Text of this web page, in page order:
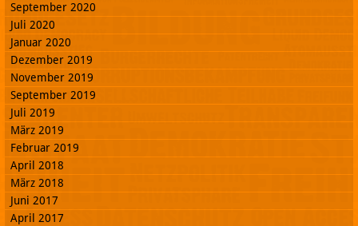
September 2020
Juli 2020
Januar 2020
Dezember 2019
November 2019
September 2019
Juli 2019
März 2019
Februar 2019
April 2018
März 2018
Juni 2017
April 2017